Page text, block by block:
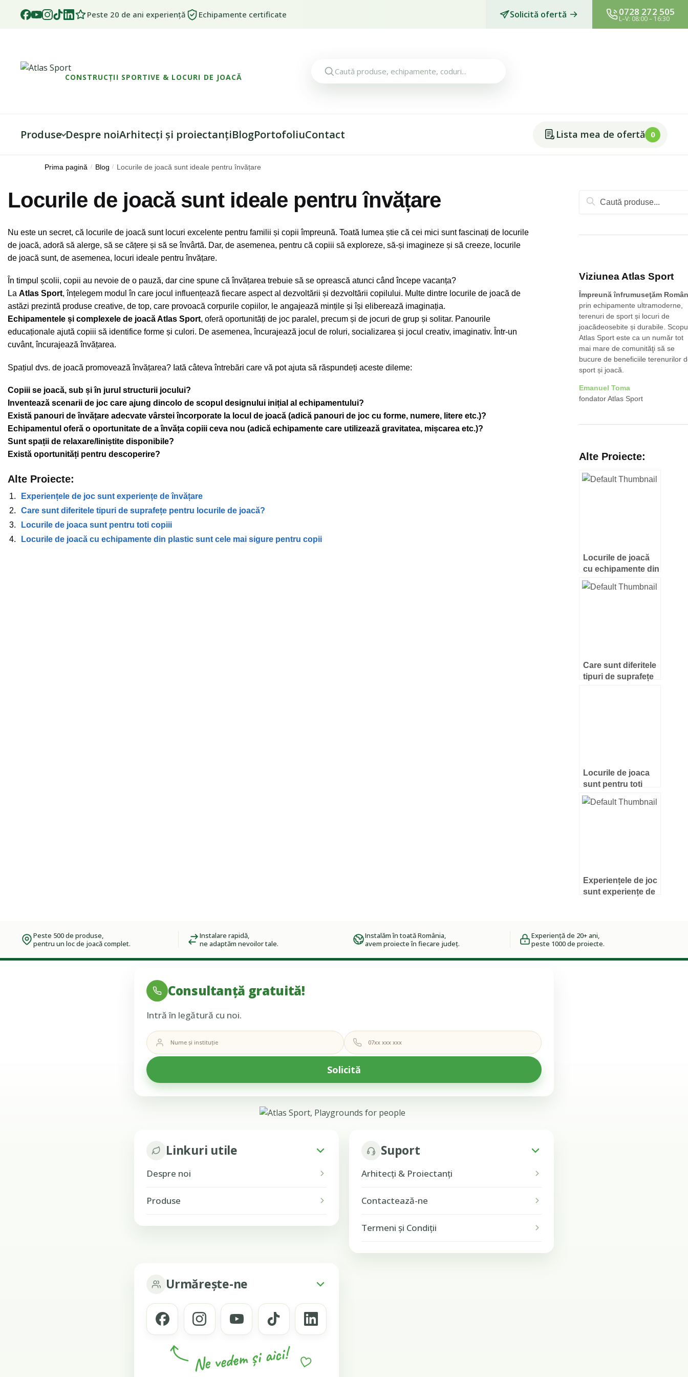
Peste 20 de ani experiență Echipamente certificate Solicită ofertă 0728 272 505
L–V: 08:00 – 16:30
CONSTRUCȚII SPORTIVE & LOCURI DE JOACĂ
Produse Despre noiArhitecți și proiectanțiBlogPortofoliuContact Lista mea de ofertă 0
Prima pagină / Blog / Locurile de joacă sunt ideale pentru învățare
Locurile de joacă sunt ideale pentru învățare
Nu este un secret, că locurile de joacă sunt locuri excelente pentru familii și copii împreună. Toată lumea știe că cei mici sunt fascinați de locurile
de joacă, adoră să alerge, să se cățere și să se învârtă. Dar, de asemenea, pentru că copiii să exploreze, să-și imagineze și să creeze, locurile
de joacă sunt, de asemenea, locuri ideale pentru învățare.
În timpul școlii, copii au nevoie de o pauză, dar cine spune că învățarea trebuie să se oprească atunci când începe vacanța?
La Atlas Sport, înțelegem modul în care jocul influențează fiecare aspect al dezvoltării și dezvoltării copilului. Multe dintre locurile de joacă de
astăzi prezintă produse creative, de top, care provoacă corpurile copiilor, le angajează mințile și își eliberează imaginația.
Echipamentele și complexele de joacă Atlas Sport, oferă oportunități de joc paralel, precum și de jocuri de grup și solitar. Panourile
educaționale ajută copiii să identifice forme și culori. De asemenea, încurajează jocul de roluri, socializarea și jocul creativ, imaginativ. Într-un
cuvânt, încurajează învățarea.
Spațiul dvs. de joacă promovează învățarea? Iată câteva întrebări care vă pot ajuta să răspundeți aceste dileme:
Copiii se joacă, sub și în jurul structurii jocului?
Inventează scenarii de joc care ajung dincolo de scopul designului inițial al echipamentului?
Există panouri de învățare adecvate vârstei încorporate la locul de joacă (adică panouri de joc cu forme, numere, litere etc.)?
Echipamentul oferă o oportunitate de a învăța copiii ceva nou (adică echipamente care utilizează gravitatea, mișcarea etc.)?
Sunt spații de relaxare/liniștite disponibile?
Există oportunități pentru descoperire?
Alte Proiecte:
Experiențele de joc sunt experiențe de învățare
Care sunt diferitele tipuri de suprafețe pentru locurile de joacă?
Locurile de joaca sunt pentru toti copiii
Locurile de joacă cu echipamente din plastic sunt cele mai sigure pentru copii
Caută
Viziunea Atlas Sport
Împreună înfrumuseţăm
prin echipamente ultramoderne,
terenuri de sport și locuri de
joacădeosebite și durabile.
Atlas Sport este ca un număr tot
mai mare de comunităţi să se
bucure de beneficiile terenurilor
sport și joacă.
Emanuel Toma
fondator Atlas Sport
Alte Proiecte:
Locurile de joacă
cu echipamente din
plastic sunt cele
mai sigure pentru
Care sunt diferitele
tipuri de suprafețe
Locurile de joaca
sunt pentru toti
copiii
Experiențele de joc
sunt experiențe de
Peste 500 de produse,
pentru un loc de joacă complet.
Instalare rapidă,
ne adaptăm nevoilor tale.
Instalăm în toată România,
avem proiecte în fiecare județ.
Experiență de 20+ ani,
peste 1000 de proiecte.
Linkuri utile
Despre noi
Produse
Suport
Arhitecți & Proiectanți
Contactează-ne
Termeni și Condiții
Urmărește-ne
Ne vedem și aici!
Consultanță gratuită!
Intră în legătură cu noi.